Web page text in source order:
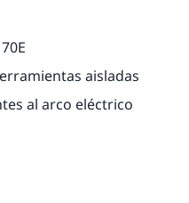
aisladas
al arco eléctrico